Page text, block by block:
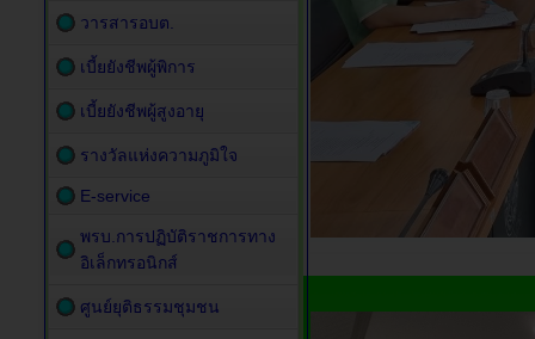
วารสารอบต.
เบี้ยยังชีพผู้พิการ
เบี้ยยังชีพผู้สูงอายุ
รางวัลแห่งความภูมิใจ
E-service
พรบ.การปฏิบัติราชการทาง
อิเล็กทรอนิกส์
ศูนย์ยุติธรรมชุมชน